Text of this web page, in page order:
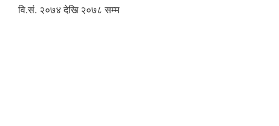
वि.सं. २०७४ देखि २०७८ सम्म